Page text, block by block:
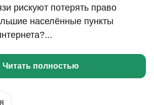
рискуют потерять право
населённые пункты
Читать полностью